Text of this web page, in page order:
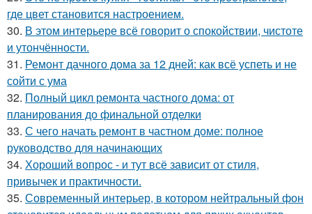
где цвет становится настроением.
30. В этом интерьере всё говорит о спокойствии, чистоте
и утончённости.
31. Ремонт дачного дома за 12 дней: как всё успеть и не
сойти с ума
32. Полный цикл ремонта частного дома: от
планирования до финальной отделки
33. С чего начать ремонт в частном доме: полное
руководство для начинающих
34. Хороший вопрос - и тут всё зависит от стиля,
привычек и практичности.
35. Современный интерьер, в котором нейтральный фон